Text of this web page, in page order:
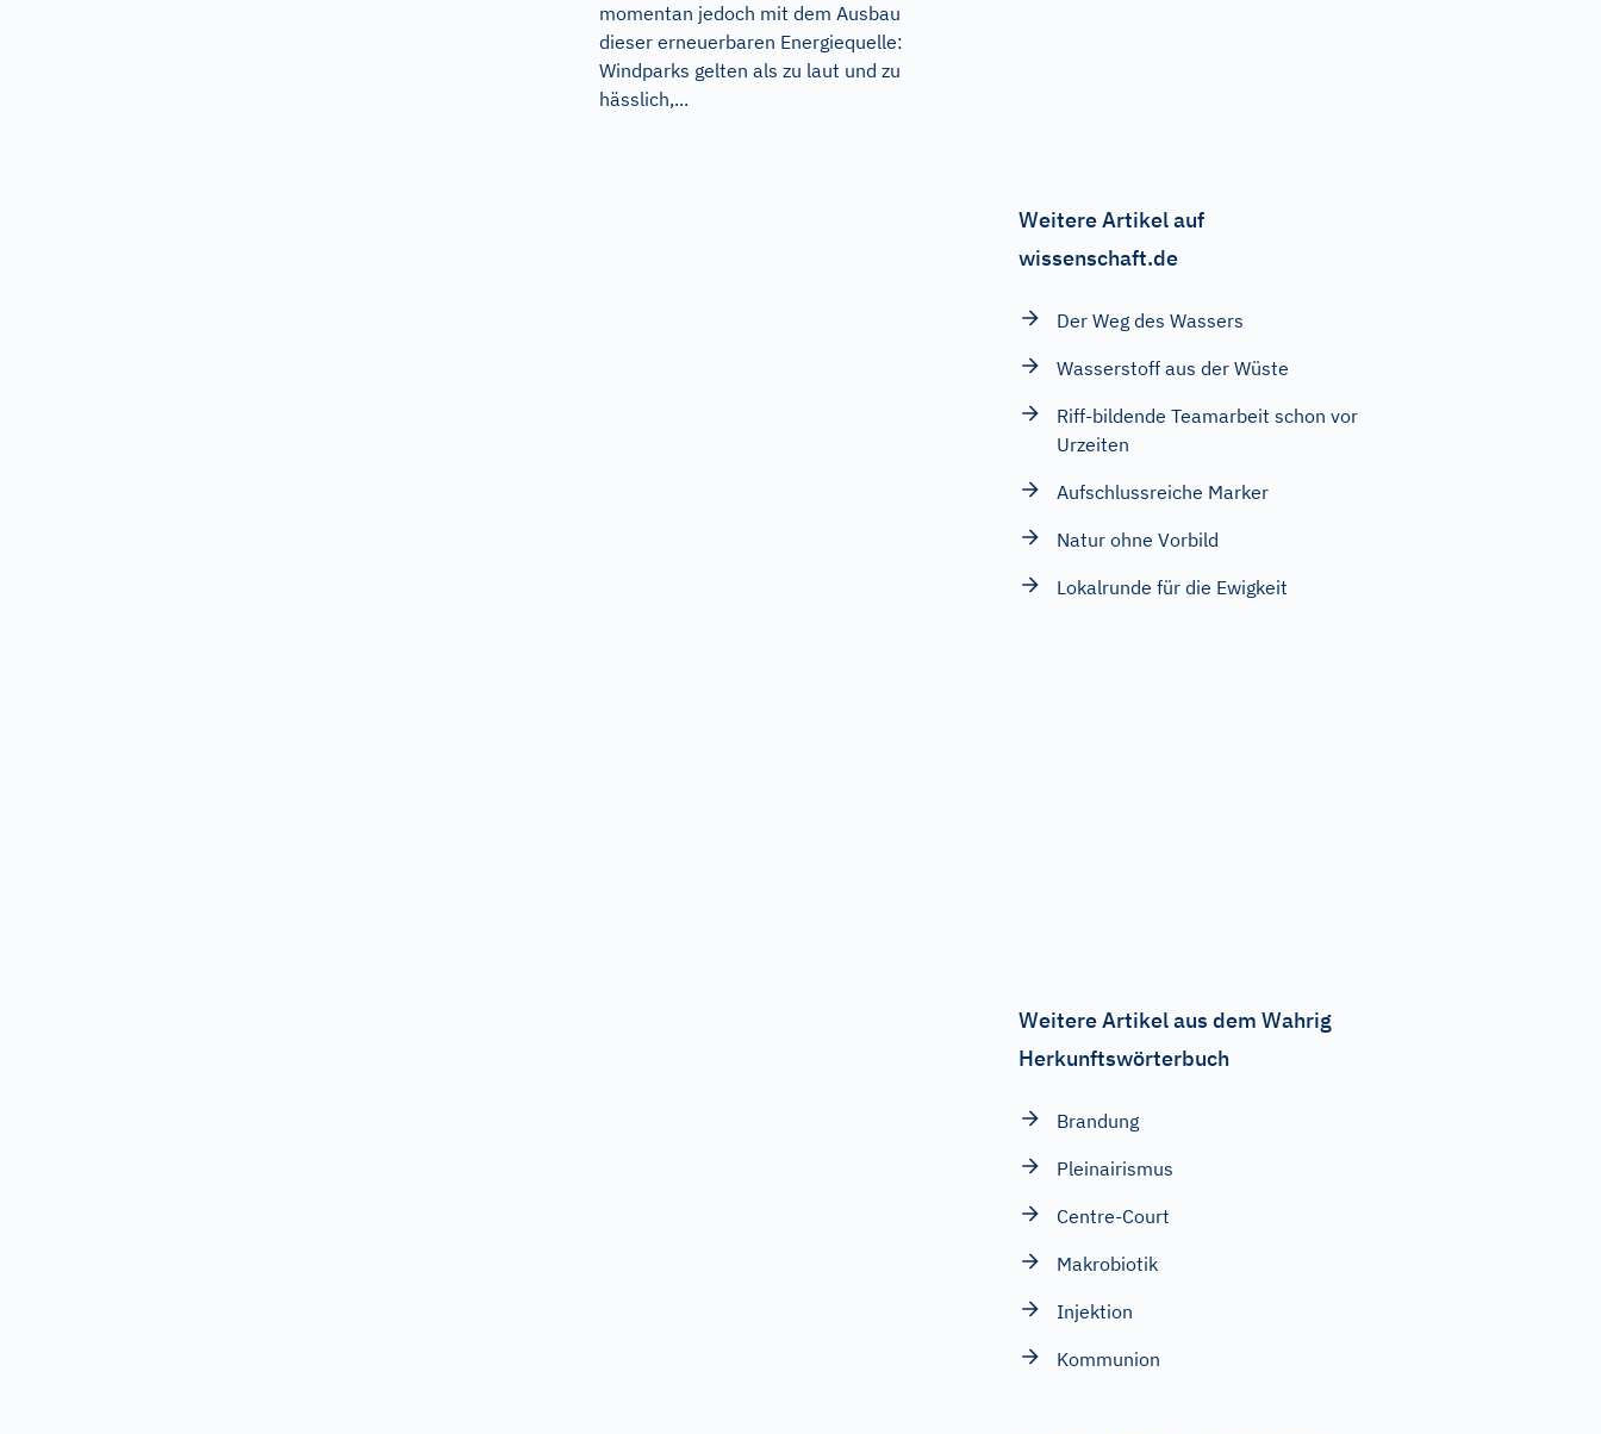
momentan jedoch mit dem Ausbau
dieser erneuerbaren Energiequelle:
Windparks gelten als zu laut und zu
hässlich,...
Weitere Artikel auf
wissenschaft.de
Der Weg des Wassers
Wasserstoff aus der Wüste
Riff-bildende Teamarbeit schon vor
Urzeiten
Aufschlussreiche Marker
Natur ohne Vorbild
Lokalrunde für die Ewigkeit
Weitere Artikel aus dem Wahrig
Herkunftswörterbuch
Brandung
Pleinairismus
Centre-Court
Makrobiotik
Injektion
Kommunion